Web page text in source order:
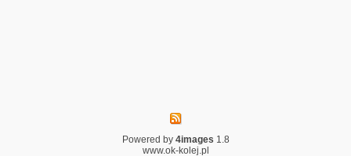
Powered by 4images 1.8
www.ok-kolej.pl